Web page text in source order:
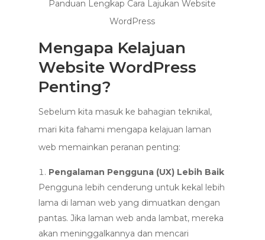
Panduan Lengkap Cara Lajukan Website
WordPress
Mengapa Kelajuan
Website WordPress
Penting?
Sebelum kita masuk ke bahagian teknikal,
mari kita fahami mengapa kelajuan laman
web memainkan peranan penting:
Pengalaman Pengguna (UX) Lebih Baik
Pengguna lebih cenderung untuk kekal lebih
lama di laman web yang dimuatkan dengan
pantas. Jika laman web anda lambat, mereka
akan meninggalkannya dan mencari